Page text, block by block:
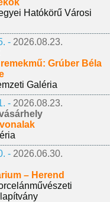
Hatókörű Városi
- 2026.08.23.
Grúber Béla
Galéria
- 2026.08.23.
- 2026.06.30.
– Herend